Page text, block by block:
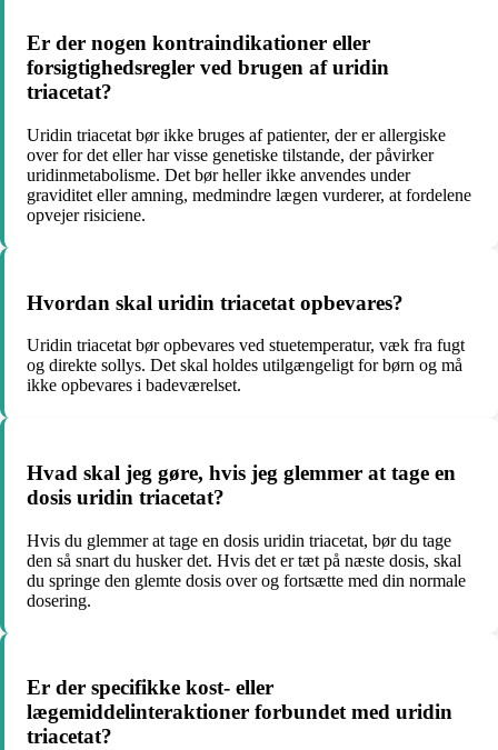
Er der nogen kontraindikationer eller
forsigtighedsregler ved brugen af uridin
triacetat?
Uridin triacetat bør ikke bruges af patienter, der er allergiske
over for det eller har visse genetiske tilstande, der påvirker
uridinmetabolisme. Det bør heller ikke anvendes under
graviditet eller amning, medmindre lægen vurderer, at fordelene
opvejer risiciene.
Hvordan skal uridin triacetat opbevares?
Uridin triacetat bør opbevares ved stuetemperatur, væk fra fugt
og direkte sollys. Det skal holdes utilgængeligt for børn og må
ikke opbevares i badeværelset.
Hvad skal jeg gøre, hvis jeg glemmer at tage en
dosis uridin triacetat?
Hvis du glemmer at tage en dosis uridin triacetat, bør du tage
den så snart du husker det. Hvis det er tæt på næste dosis, skal
du springe den glemte dosis over og fortsætte med din normale
dosering.
Er der specifikke kost- eller
lægemiddelinteraktioner forbundet med uridin
triacetat?